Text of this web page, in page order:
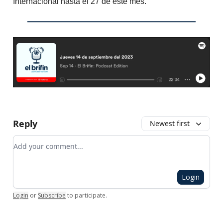
Reply Newest first
Add your comment
Login
Login or Subscribe to participate.